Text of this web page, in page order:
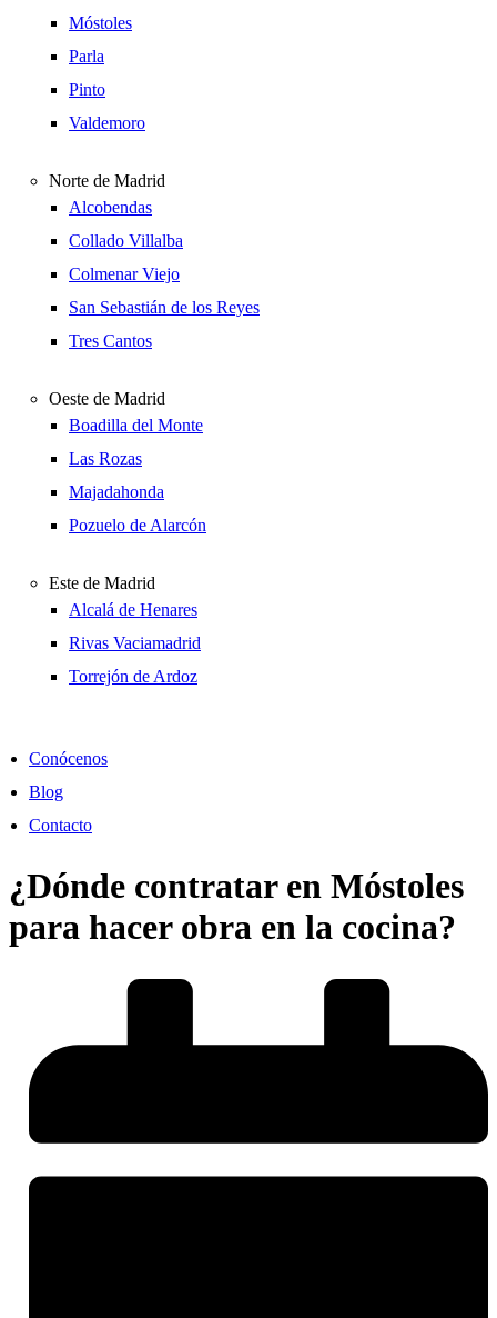
Móstoles
Parla
Pinto
Valdemoro
Norte de Madrid
Alcobendas
Collado Villalba
Colmenar Viejo
San Sebastián de los Reyes
Tres Cantos
Oeste de Madrid
Boadilla del Monte
Las Rozas
Majadahonda
Pozuelo de Alarcón
Este de Madrid
Alcalá de Henares
Rivas Vaciamadrid
Torrejón de Ardoz
Conócenos
Blog
Contacto
¿Dónde contratar en Móstoles
para hacer obra en la cocina?